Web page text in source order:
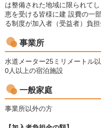
は整備された地域に限られて
恵を受ける皆様に建 設費の一
る制度が加入者（受益者）負担
事業所
水道メーター25ミリメートル
0人以上の宿泊施設
一般家庭
事業所以外の方